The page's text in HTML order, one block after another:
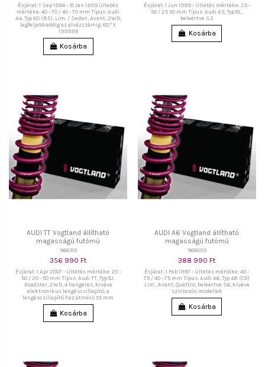
Évjárat: 1 Sep 1994 - 31 Jan 1999 Ültetés
mértéke: 40 - 70 / 40 - 70 mm Típus: Audi
A4, Typ 8D (B5), Lim. / Sedan, Avant, 2WD,
legfeljebb eddig az alvázszámig: 8D*X
199999
Kosárba
Évjárat: 1 Jun 1999 - Ültetés mértéke: 25 -
50 / 25 50 mm Típus: Audi A3, Typ 8L,
beleértve S3
Kosárba
AUDI TT Vogtland állítható
magasságú futómű
968315
356 990 Ft
Évjárat: 1 Apr 2007 - Ültetés mértéke: 20 -
50 / 20 - 50 mm Típus: Audi TT, Typ 8J,
Roadster, 2WD, 4 hengeres, kivéve
elektronikus lengéscsillapító, a
lengéscsillapító ház átmérő 55 mm
Kosárba
AUDI A6 Vogtland állítható
magasságú futómű
968059
388 990 Ft
Évjárat: 1 Feb 1997 - Ültetés mértéke: 40 -
75 / 40 - 75 mm Típus: Audi A6, Typ 4B (C5)
Lim., Avant, Quattro, beleértve S6, kivéve
szintezős modellek
Kosárba